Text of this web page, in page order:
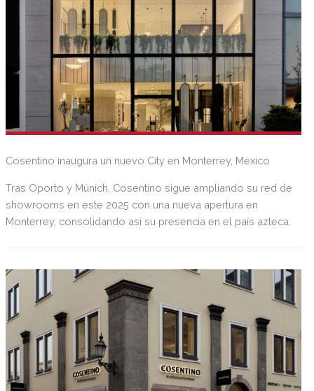
Cosentino inaugura un nuevo City en Monterrey, México
Tras Oporto y Múnich, Cosentino sigue ampliando su red de
showrooms en este 2025 con una nueva apertura en
Monterrey, consolidando así su presencia en el país azteca.